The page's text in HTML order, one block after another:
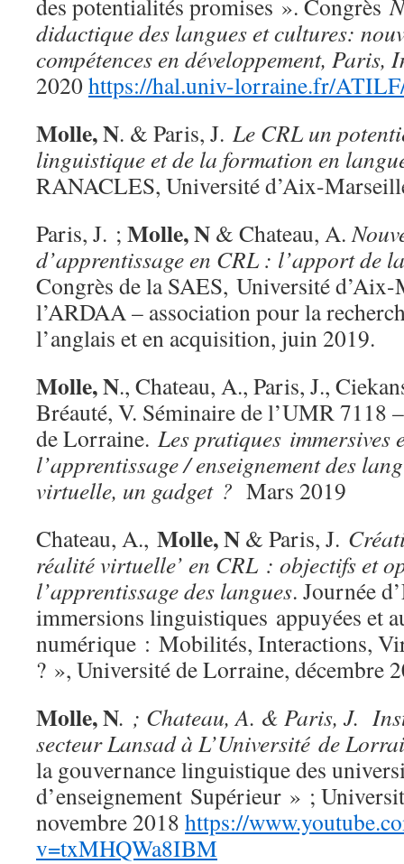
des potentialités promises ». Congrès
didactique des langues et cultures:
compétences en développement, Paris,
2020https://hal.univ-lorraine.fr/
Molle, N. & Paris, J. Le CRL un
linguistique et de la formation en
RANACLES, Université d’Aix-
Paris, J. ; Molle, N & Chateau, A.
d’apprentissage en CRL : l’apport de
Congrès de la SAES, Université
l’ARDAA – association pour la
l’anglais et en acquisition, juin 2019.
Molle, N., Chateau, A., Paris, J.,
Bréauté, V. Séminaire de l’UMR
de Lorraine. Les pratiques immersives
l’apprentissage / enseignement des
virtuelle, un gadget ? Mars 2019
Chateau, A., Molle, N & Paris, J.
réalité virtuelle’ en CRL : objectifs et
l’apprentissage des langues. Journée
immersions linguistiques appuyées et
numérique : Mobilités, Interactions,
? », Université de Lorraine, décembre
Molle, N. ; Chateau, A. & Paris, J.
secteur Lansad à L’Université de
la gouvernance linguistique des
d’enseignement Supérieur » ;
novembre 2018 https://
v=txMHQWa8IBM